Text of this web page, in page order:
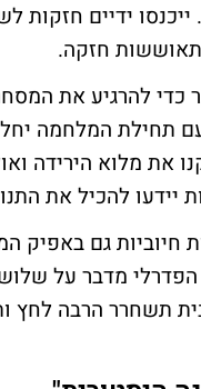
ידיים חזקות
חזקה.
לפעול כפי שפעל לאחר 7 באוקטובר
תחילת המלחמה
את מלוא הירידה
יידעו להכיל את
סיכוי לסיים את 2024 עם תשואות
מדבר על שלוש
ל-3.5%-3.75%. הורדת הריבית